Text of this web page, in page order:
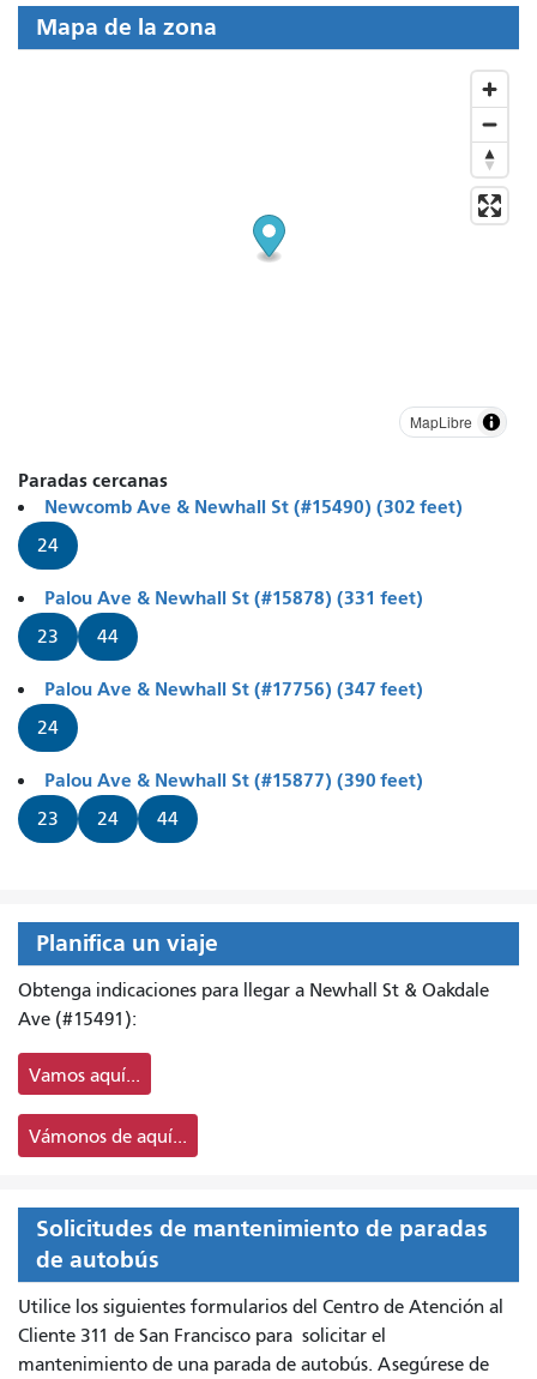
Mapa de la zona
MapLibre
Paradas cercanas
Newcomb Ave & Newhall St (#15490) (302 feet)
24
Palou Ave & Newhall St (#15878) (331 feet)
23 44
Palou Ave & Newhall St (#17756) (347 feet)
24
Palou Ave & Newhall St (#15877) (390 feet)
23 24 44
Planifica un viaje
Obtenga indicaciones para llegar a Newhall St & Oakdale
Ave (#15491):
Vamos aquí...
Vámonos de aquí...
Solicitudes de mantenimiento de paradas
de autobús
Utilice los siguientes formularios del Centro de Atención al
Cliente 311 de San Francisco para solicitar el
mantenimiento de una parada de autobús. Asegúrese de